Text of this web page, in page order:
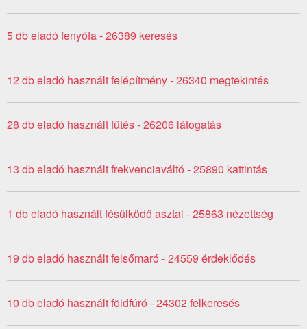
5 db eladó fenyőfa - 26389 keresés
12 db eladó használt felépítmény - 26340 megtekintés
28 db eladó használt fűtés - 26206 látogatás
13 db eladó használt frekvenciaváltó - 25890 kattintás
1 db eladó használt fésülködő asztal - 25863 nézettség
19 db eladó használt felsőmaró - 24559 érdeklődés
10 db eladó használt földfúró - 24302 felkeresés